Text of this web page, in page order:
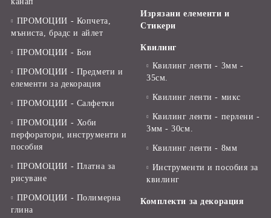
ПРОМОЦИИ - Копчета,
мъниста, брадс и айлет
ПРОМОЦИИ - Бои
ПРОМОЦИИ - Предмети и
елементи за декорация
ПРОМОЦИИ - Салфетки
ПРОМОЦИИ - Хоби
перфоратори, инструменти и
пособия
ПРОМОЦИИ - Платна за
рисуване
ПРОМОЦИИ - Полимерна
глина
Изрязани елементи и
Стикери
Квилинг
Квилинг ленти - 3мм -
35см.
Квилинг ленти - микс
Квилинг ленти - перлени -
3мм - 30см.
Квилинг ленти - 8мм
Инструменти и пособия за
квилинг
Комплекти за декорация